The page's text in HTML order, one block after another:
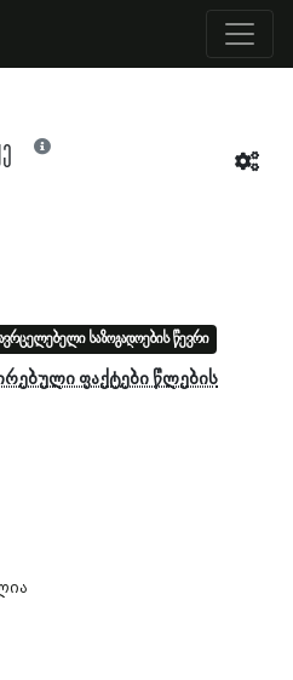
საზოგადოების წევრი